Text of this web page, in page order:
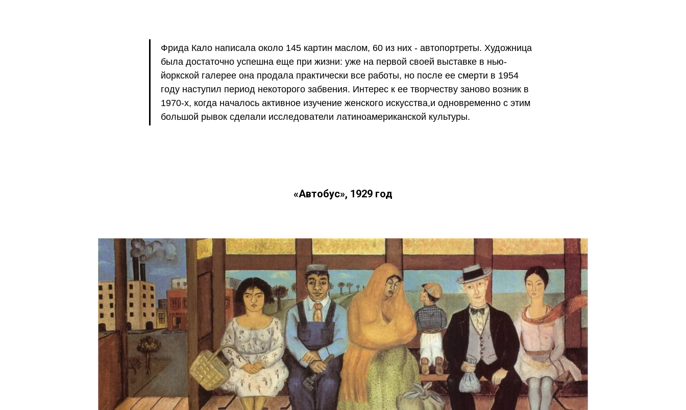
Фрида Кало написала около 145 картин маслом, 60 из них - автопортреты. Художница
была достаточно успешна еще при жизни: уже на первой своей выставке в нью-
йоркской галерее она продала практически все работы, но после ее смерти в 1954
году наступил период некоторого забвения. Интерес к ее творчеству заново возник в
1970-х, когда началось активное изучение женского искусства,и одновременно с этим
большой рывок сделали исследователи латиноамериканской культуры.
«Автобус», 1929 год